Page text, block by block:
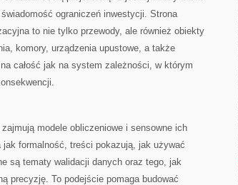
ograniczeń inwestycji. Strona
to nie tylko przewody, ale również obiekty
komory, urządzenia upustowe, a także
całość jak na system zależności, w którym
modele obliczeniowe i sensowne ich
formalność, treści pokazują, jak używać
są tematy walidacji danych oraz tego, jak
precyzję. To podejście pomaga budować